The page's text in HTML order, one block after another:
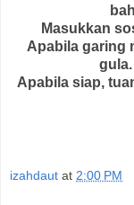
Masukkan
Apabila garing
Apabila siap,
izahdaut at 2:00 PM